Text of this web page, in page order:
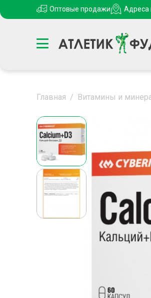
Оптовые продажи Адреса
Главная / Витамины и